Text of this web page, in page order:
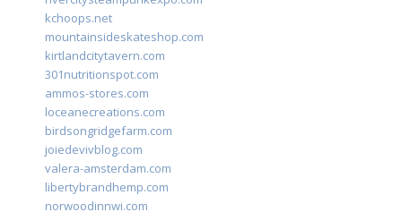
kchoops.net
mountainsideskateshop.com
kirtlandcitytavern.com
301nutritionspot.com
ammos-stores.com
loceanecreations.com
birdsongridgefarm.com
joiedevivblog.com
valera-amsterdam.com
libertybrandhemp.com
norwoodinnwi.com